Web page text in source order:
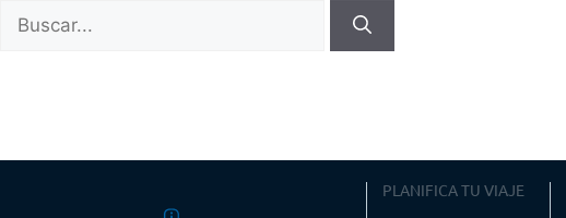
PLANIFICA TU VIAJE